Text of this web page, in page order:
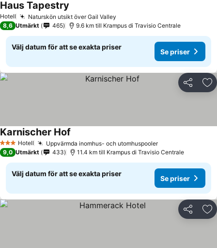
Hotell Naturskön utsikt över Gail Valley
Haus Tapestry
8,6 Utmärkt 465 9.6 km till Krampus di Travisio Centrale
Välj datum för att se exakta priser
Se priser
Dela
3 StjärnorHotell Uppvärmda inomhus- och utomhuspoolerSe priser
Karnischer Hof
9,0 Utmärkt 433 11.4 km till Krampus di Travisio Centrale
Välj datum för att se exakta priser
Se priser
Dela